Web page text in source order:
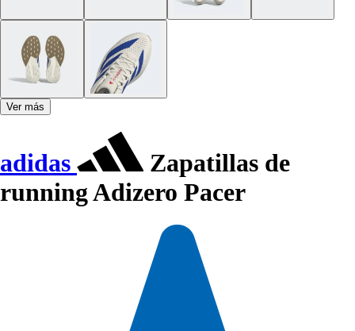
Ver más
adidas
Zapatillas de
running Adizero Pacer